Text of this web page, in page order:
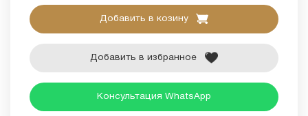
Добавить в козину
Добавить в избранное
Консультация WhatsApp